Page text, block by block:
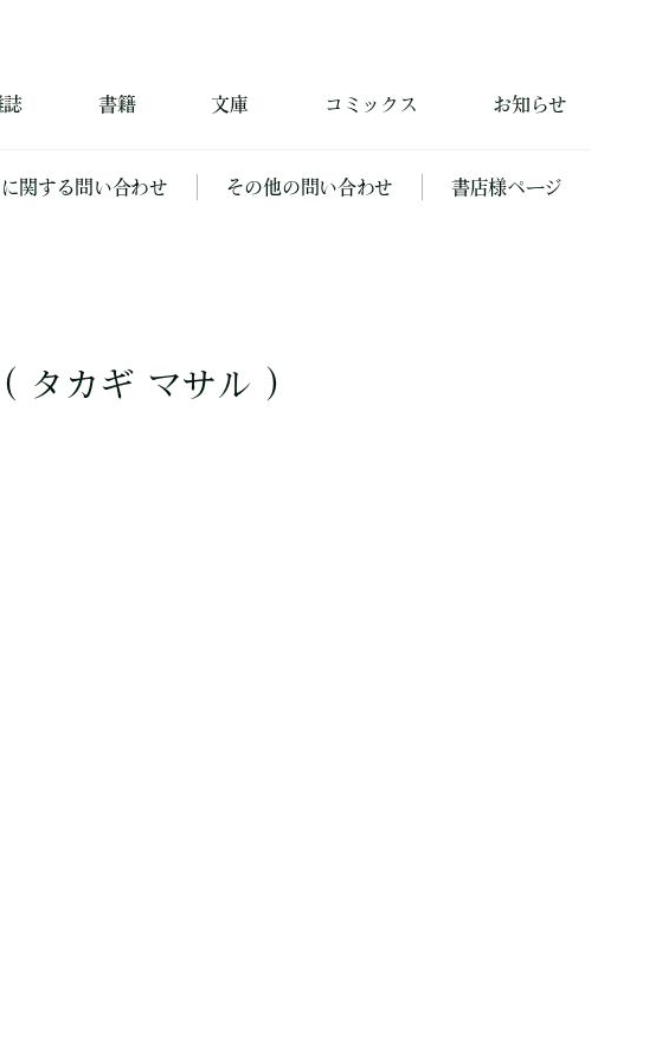
誌 書籍 文庫 コミックス お知らせ
関する問い合わせ その他の問い合わせ 書店様ページ
タカギ マサル ）